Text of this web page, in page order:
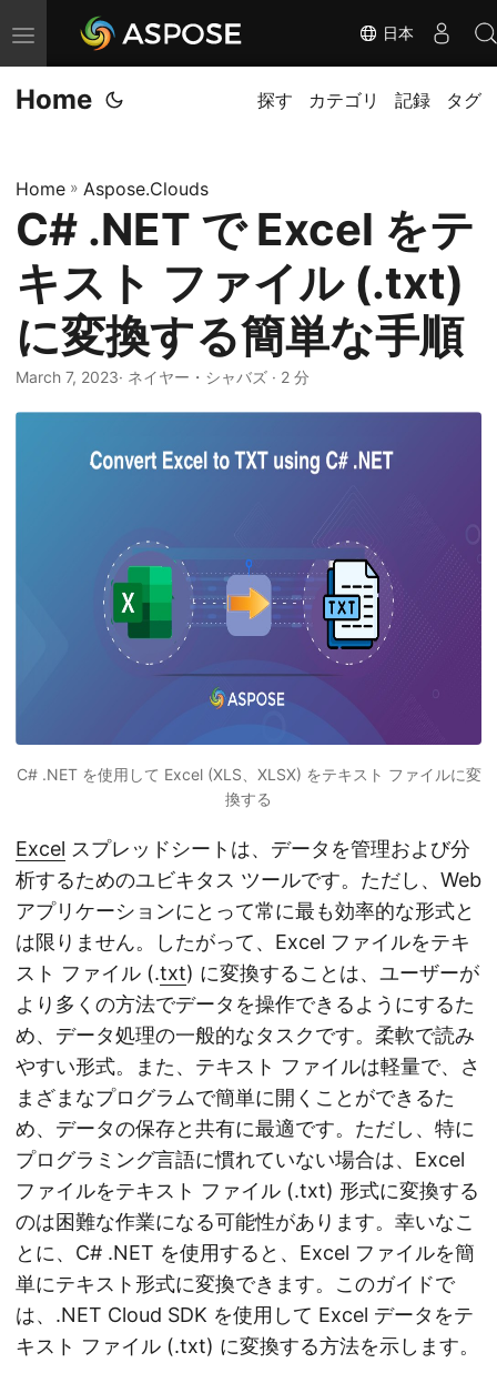
ナ
ビ
ゲ
ョ
ン
切
り
替
え
日本
Home 探す カテゴリ 記録 タグ
Home » Aspose.Clouds
C# .NET で Excel をテ
キスト ファイル (.txt)
に変換する簡単な手順
March 7, 2023· ネイヤー・シャバズ · 2 分
C# .NET を使用して Excel (XLS、XLSX) をテキスト ファイルに変
換する
Excel スプレッドシートは、データを管理および分
析するためのユビキタス ツールです。ただし、Web
アプリケーションにとって常に最も効率的な形式と
は限りません。したがって、Excel ファイルをテキ
スト ファイル (.txt) に変換することは、ユーザーが
より多くの方法でデータを操作できるようにするた
め、データ処理の一般的なタスクです。柔軟で読み
やすい形式。また、テキスト ファイルは軽量で、さ
まざまなプログラムで簡単に開くことができるた
め、データの保存と共有に最適です。ただし、特に
プログラミング言語に慣れていない場合は、Excel
ファイルをテキスト ファイル (.txt) 形式に変換する
のは困難な作業になる可能性があります。幸いなこ
とに、C# .NET を使用すると、Excel ファイルを簡
単にテキスト形式に変換できます。このガイドで
は、.NET Cloud SDK を使用して Excel データをテ
キスト ファイル (.txt) に変換する方法を示します。